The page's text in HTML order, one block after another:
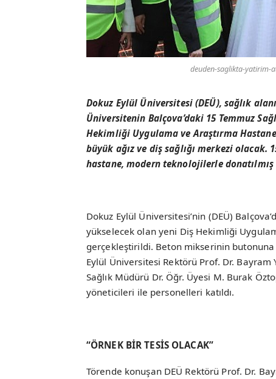
deuden-saglikta-yatirim-
Dokuz Eylül Üniversitesi (DEÜ), sağlık
Üniversitenin Balçova’daki 15 Temmuz
Hekimliği Uygulama ve Araştırma
büyük ağız ve diş sağlığı merkezi
hastane, modern teknolojilerle
Dokuz Eylül Üniversitesi’nin (DEÜ)
yükselecek olan yeni Diş Hekimliği
gerçekleştirildi. Beton mikserinin
Eylül Üniversitesi Rektörü Prof. Dr. Bayram
Sağlık Müdürü Dr. Öğr. Üyesi M. Burak
yöneticileri ile personelleri katıldı.
“ÖRNEK BİR TESİS OLACAK”
Törende konuşan DEÜ Rektörü Prof. Dr.